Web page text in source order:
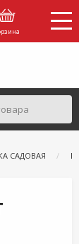
САДОВАЯ